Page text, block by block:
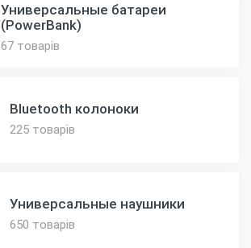
Универсальные батареи
(PowerBank)
67 товарів
Bluetooth колоноки
225 товарів
Универсальные наушники
650 товарів